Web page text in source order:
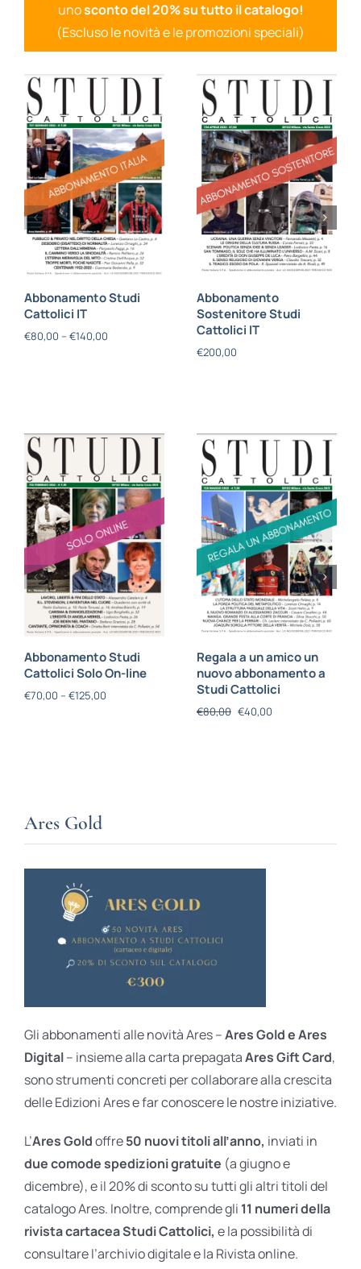
unosconto del 20% su tutto il catalogo!
(Escluso le novità e le promozioni speciali)
Abbonamento Studi
Cattolici IT
€80,00 – €140,00
Abbonamento
Sostenitore Studi
Cattolici IT
€200,00
Abbonamento Studi
Cattolici Solo On-line
€70,00 – €125,00
Regala a un amico un
nuovo abbonamento a
Studi Cattolici
€80,00 €40,00
Ares Gold
Gli abbonamenti alle novità Ares –Ares Gold e Ares
Digital– insieme alla carta prepagataAres Gift Card,
sono strumenti concreti per collaborare alla crescita
delle Edizioni Ares e far conoscere le nostre iniziative.
L’Ares Goldoffre50 nuovi titoli all’anno, inviati in
due comode spedizioni gratuite (a giugno e
dicembre), e il 20% di sconto su tutti gli altri titoli del
catalogo Ares. Inoltre, comprende gli 11 numeri della
rivista cartacea Studi Cattolici, e la possibilità di
consultare l’archivio digitale e la Rivista online.